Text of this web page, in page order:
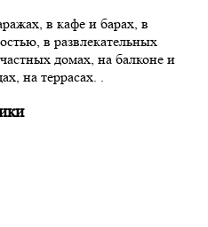
в кафе и барах, в
в развлекательных
домах, на балконе и
на террасах. .